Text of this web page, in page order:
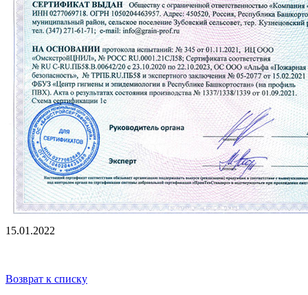
15.01.2022
Возврат к списку